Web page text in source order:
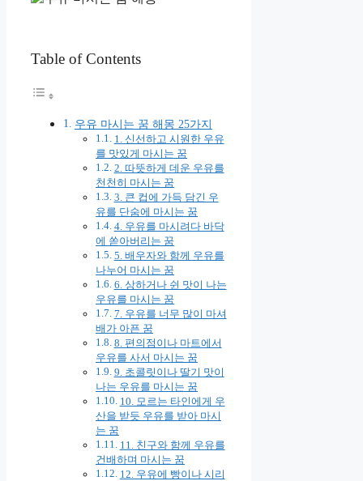
Table of Contents
우유 마시는 꿈 해몽 25가지
1. 신선하고 시원한 우유
를 맛있게 마시는 꿈
2. 따뜻하게 데운 우유를
천천히 마시는 꿈
3. 큰 컵에 가득 담긴 우
유를 단숨에 마시는 꿈
4. 우유를 마시려다 바닥
에 쏟아버리는 꿈
5. 배우자와 함께 우유를
나누어 마시는 꿈
6. 상하거나 쉰 맛이 나는
우유를 마시는 꿈
7. 우유를 너무 많이 마셔
배가 아픈 꿈
8. 편의점이나 마트에서
우유를 사서 마시는 꿈
9. 초콜릿이나 딸기 맛이
나는 우유를 마시는 꿈
10. 모르는 타인에게 우
산을 받듯 우유를 받아 마시
는 꿈
11. 친구와 함께 우유를
건배하며 마시는 꿈
12. 우유에 빵이나 시리